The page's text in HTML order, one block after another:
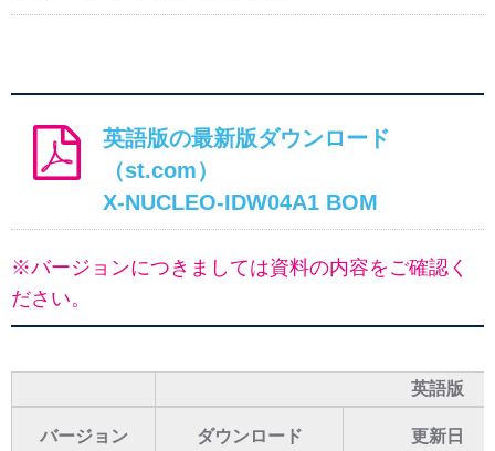
英語版の最新版ダウンロード
（st.com）
X-NUCLEO-IDW04A1 BOM
※バージョンにつきましては資料の内容をご確認く
ださい。
英語版
バージョン ダウンロード 更新日